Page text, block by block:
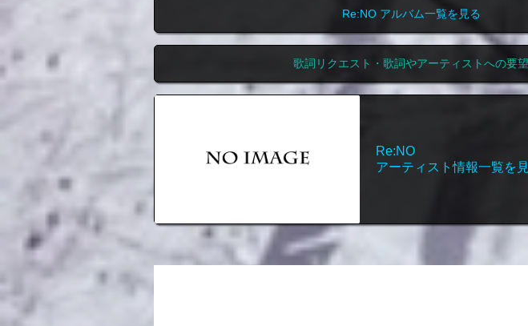
Re:NO アルバム一覧を見る
歌詞リクエスト・歌詞やアーティストへの要望
Re:NO
アーティスト情報一覧を